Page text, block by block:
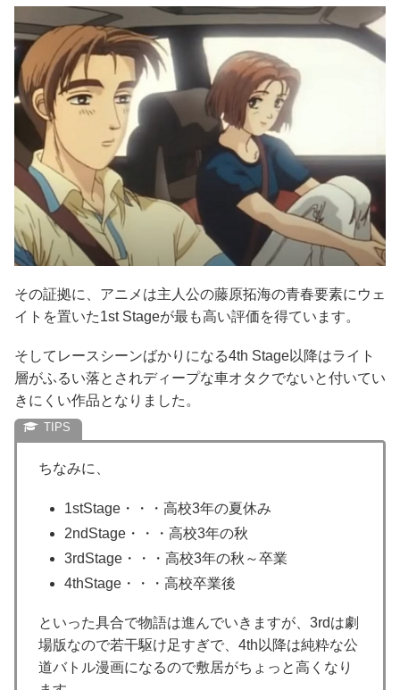
その証拠に、アニメは主人公の藤原拓海の青春要素にウェ
イトを置いた1st Stageが最も高い評価を得ています。
そしてレースシーンばかりになる4th Stage以降はライト
層がふるい落とされディープな車オタクでないと付いてい
きにくい作品となりました。
ちなみに、
1stStage・・・高校3年の夏休み
2ndStage・・・高校3年の秋
3rdStage・・・高校3年の秋～卒業
4thStage・・・高校卒業後
といった具合で物語は進んでいきますが、3rdは劇
場版なので若干駆け足すぎで、4th以降は純粋な公
道バトル漫画になるので敷居がちょっと高くなり